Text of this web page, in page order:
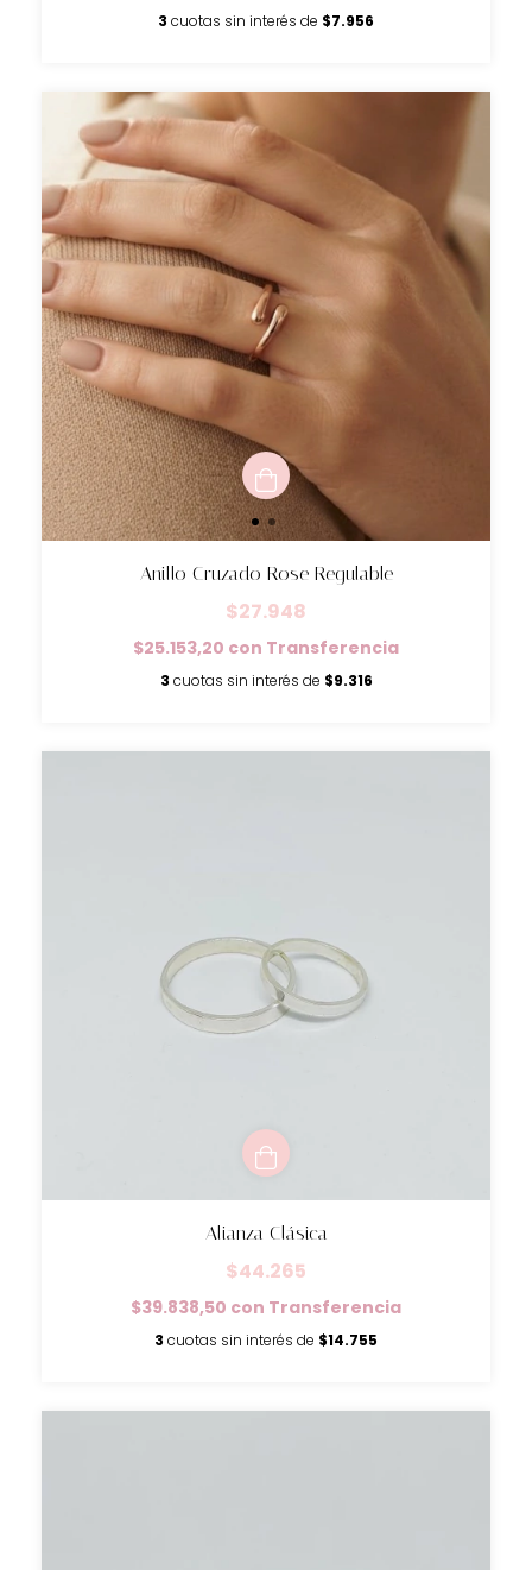
3 cuotas sin interés de $7.956
Anillo Cruzado Rose Regulable
$27.948
$25.153,20 con Transferencia
3 cuotas sin interés de $9.316
Alianza Clásica
$44.265
$39.838,50 con Transferencia
3 cuotas sin interés de $14.755